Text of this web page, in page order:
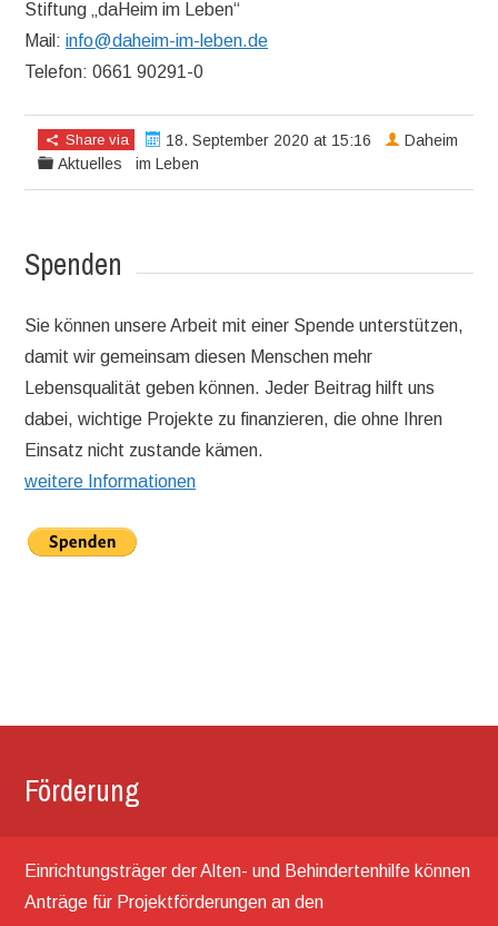
Stiftung „daHeim im Leben“
Mail:info@daheim-im-leben.de
Telefon: 0661 90291-0
Share via
18. September 2020 at 15:16
Aktuelles
Daheim
im Leben
Spenden
Sie können unsere Arbeit mit einer Spende unterstützen,
damit wir gemeinsam diesen Menschen mehr
Lebensqualität geben können. Jeder Beitrag hilft uns
dabei, wichtige Projekte zu finanzieren, die ohne Ihren
Einsatz nicht zustande kämen.
weitere Informationen
Förderung
Einrichtungsträger der Alten- und Behindertenhilfe können
Anträge für Projektförderungen an den